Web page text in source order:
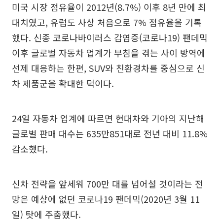
미국 시장 점유율이 2012년(8.7%) 이후 8년 만에 최
대치였고, 유럽도 사상 처음으로 7% 점유율을 기록
했다. 신종 코로나바이러스 감염증(코로나19) 팬데믹
이후 글로벌 자동차 업계가 부침을 겪는 사이 방역에
선제 대응하는 한편, SUV와 친환경차를 중심으로 신
차 제품군을 확대한 덕이다.
24일 자동차 업계에 따르면 현대차와 기아의 지난해
글로벌 판매 대수는 635만851대로 전년 대비 11.8%
감소했다.
신차 전략을 앞세워 700만 대를 넘어설 것이라는 전
망은 예상에 없던 코로나19 팬데믹(2020년 3월 11
일) 탓에 주춤했다.